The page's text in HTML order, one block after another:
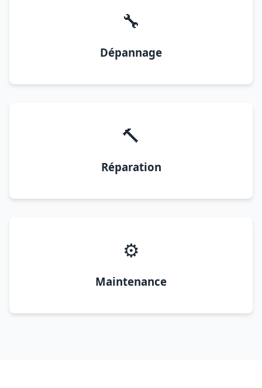
🔧
Dépannage
🔨
Réparation
⚙️
Maintenance